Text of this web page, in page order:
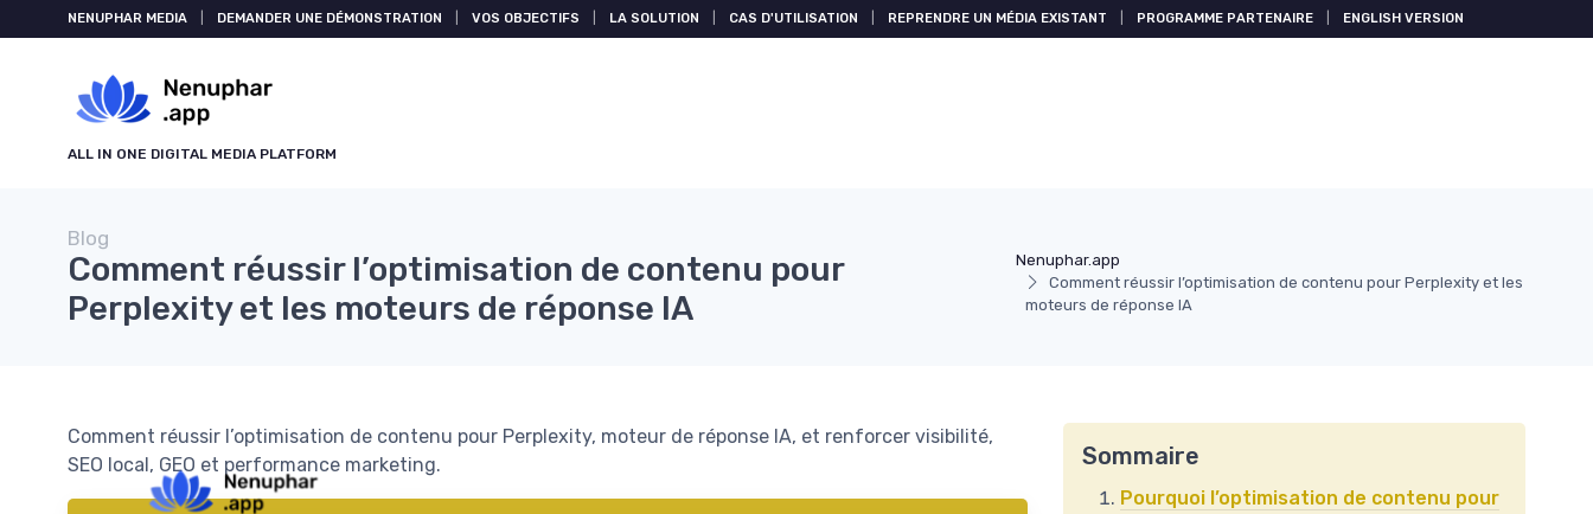
NENUPHAR MEDIA DEMANDER UNE DÉMONSTRATION VOS OBJECTIFS LA SOLUTION CAS D'UTILISATION REPRENDRE UN MÉDIA EXISTANT PROGRAMME PARTENAIRE ENGLISH VERSION
ALL IN ONE DIGITAL MEDIA PLATFORM
Nenuphar.app
Comment réussir l’optimisation de contenu pour Perplexity et les
moteurs de réponse IA
Blog
Comment réussir l’optimisation de contenu pour
Perplexity et les moteurs de réponse IA
Comment réussir l’optimisation de contenu pour Perplexity, moteur de réponse IA, et renforcer visibilité,
SEO local, GEO et performance marketing.
Sommaire
Pourquoi l’optimisation de contenu pour